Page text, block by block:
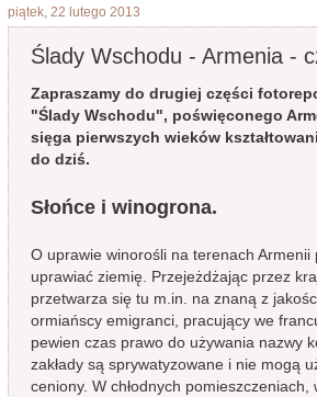
piątek, 22 lutego 2013
Ślady Wschodu - Armenia -
Zapraszamy do drugiej części
"Ślady Wschodu", poświęconego
sięga pierwszych wieków
do dziś.
Słońce i winogrona.
O uprawie winorośli na terenach
uprawiać ziemię. Przejeżdżając przez
przetwarza się tu m.in. na znaną z
ormiańscy emigranci, pracujący we
pewien czas prawo do używania nazwy
zakłady są sprywatyzowane i nie mogą
ceniony. W chłodnych